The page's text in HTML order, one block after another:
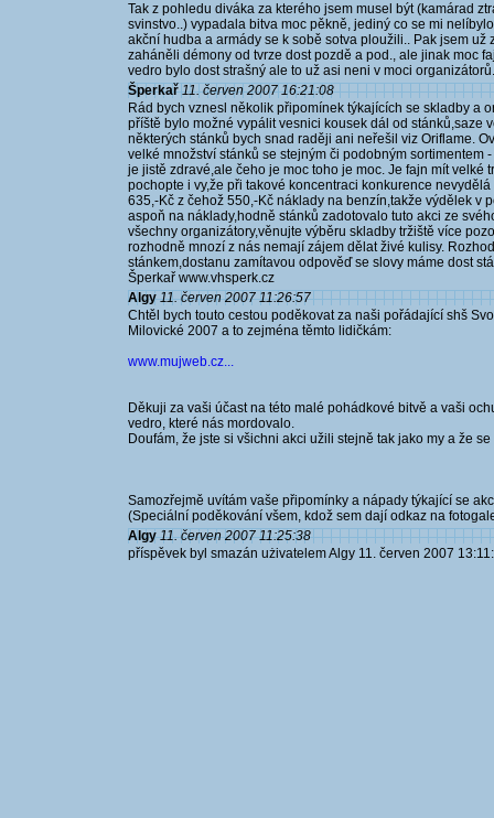
Tak z pohledu diváka za kterého jsem musel být (kamárad
svinstvo..) vypadala bitva moc pěkně, jediný co se mi
akční hudba a armády se k sobě sotva ploužili.. Pak jsem
zaháněli démony od tvrze dost pozdě a pod., ale jinak moc
vedro bylo dost strašný ale to už asi neni v moci
Šperkař 11. červen 2007 16:21:08
Rád bych vznesl několik připomínek týkajících se skladby a
příště bylo možné vypálit vesnici kousek dál od stánků,saze
některých stánků bych snad raději ani neřešil viz Oriflame.
velké množství stánků se stejným či podobným
je jistě zdravé,ale čeho je moc toho je moc. Je fajn mít velké
pochopte i vy,že při takové koncentraci konkurence
635,-Kč z čehož 550,-Kč náklady na benzín,takže výdělek v
aspoň na náklady,hodně stánků zadotovalo tuto akci ze
všechny organizátory,věnujte výběru skladby tržiště více
rozhodně mnozí z nás nemají zájem dělat živé kulisy.
stánkem,dostanu zamítavou odpověď se slovy máme dost
Šperkař www.vhsperk.cz
Algy 11. červen 2007 11:26:57
Chtěl bych touto cestou poděkovat za naši pořádající shš
Milovické 2007 a to zejména těmto lidičkám:
www.mujweb.cz...
Děkuji za vaši účast na této malé pohádkové bitvě a vaši
vedro, které nás mordovalo.
Doufám, že jste si všichni akci užili stejně tak jako my a že
Samozřejmě uvítám vaše připomínky a nápady týkající se
(Speciální poděkování všem, kdož sem dají odkaz na
Algy 11. červen 2007 11:25:38
příspěvek byl smazán użivatelem Algy 11. červen 2007